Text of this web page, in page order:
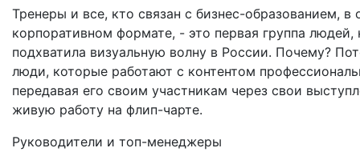
Тренеры и все, кто связан с бизнес-образованием, в
корпоративном формате, - это первая группа людей,
подхватила визуальную волну в России. Почему?
люди, которые работают с контентом
передавая его своим участникам через свои
живую работу на флип-чарте.
Руководители и топ-менеджеры